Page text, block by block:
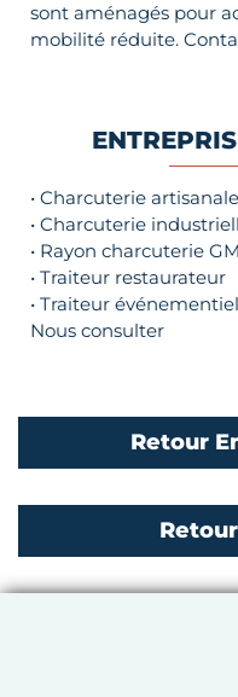
sont aménagés pour
mobilité réduite.
• Charcuterie artisanale
• Charcuterie
• Rayon charcuterie
• Traiteur restaurateur
• Traiteur événementiel
Nous consulter
Retour